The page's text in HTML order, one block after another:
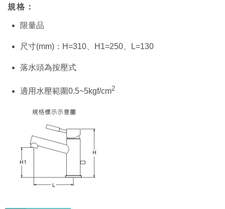
規格：
限量品
尺寸(mm)：H=310、H1=250、L=130
落水頭為按壓式
適用水壓範圍0.5~5kgf/cm2